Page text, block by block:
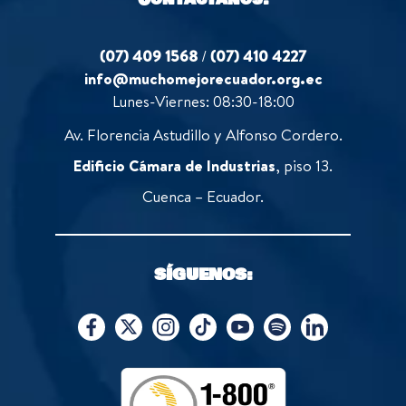
(07) 409 1568 /(07) 410 4227
info@muchomejorecuador.org.ec
Lunes-Viernes: 08:30-18:00
Av. Florencia Astudillo y Alfonso Cordero.
Edificio Cámara de Industrias, piso 13.
Cuenca – Ecuador.
SÍGUENOS: